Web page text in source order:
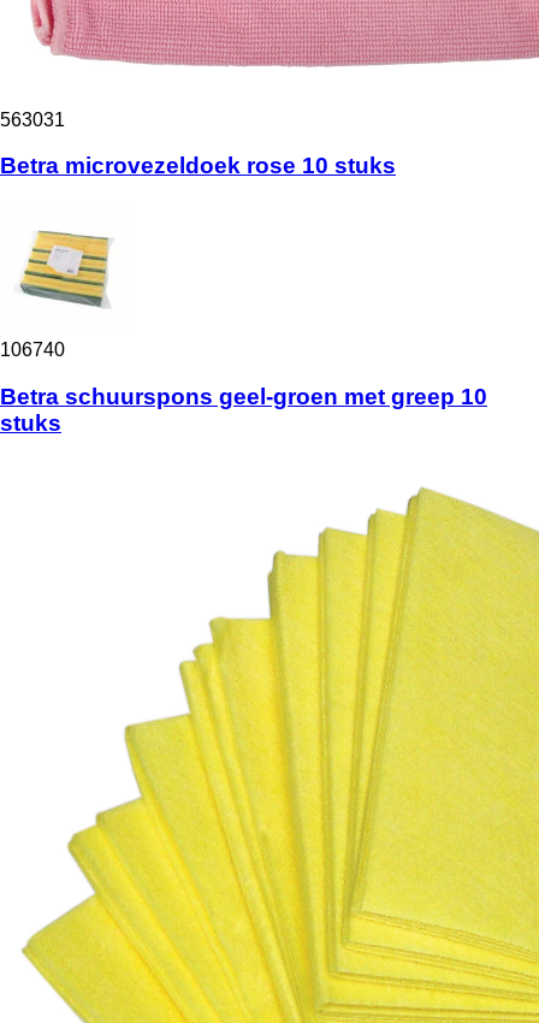
563031
Betra microvezeldoek rose 10 stuks
106740
Betra schuurspons geel-groen met greep 10
stuks